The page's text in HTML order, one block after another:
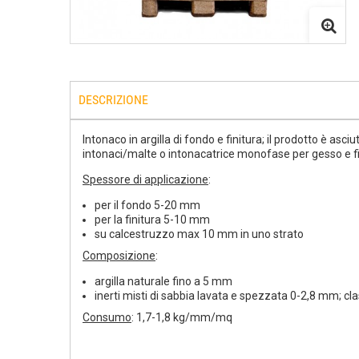
DESCRIZIONE
Intonaco in argilla di fondo e finitura; il prodotto è
intonaci/malte o intonacatrice monofase per gesso e
Spessore di applicazione:
per il fondo 5-20 mm
per la finitura 5-10 mm
su calcestruzzo max 10 mm in uno strato
Composizione:
argilla naturale fino a 5 mm
inerti misti di sabbia lavata e spezzata 0-2,8 mm;
Consumo: 1,7-1,8 kg/mm/mq